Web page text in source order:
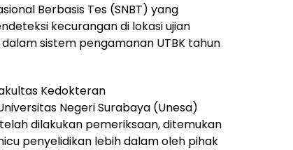
Berbasis Tes (SNBT) yang
kecurangan di lokasi ujian
sistem pengamanan UTBK tahun
Kedokteran
Negeri Surabaya (Unesa)
dilakukan pemeriksaan, ditemukan
penyelidikan lebih dalam oleh pihak